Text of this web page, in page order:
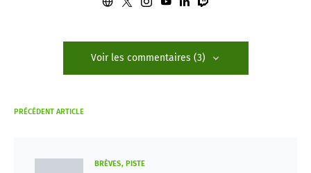
Voir les commentaires (3)
PRÉCÉDENT ARTICLE
BRÈVES PISTE